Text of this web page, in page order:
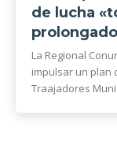
de lucha
La Regional
impulsar un plan
Traajadores